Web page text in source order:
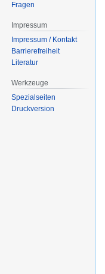
Fragen
Impressum
Impressum / Kontakt
Barrierefreiheit
Literatur
Werkzeuge
Spezialseiten
Druckversion